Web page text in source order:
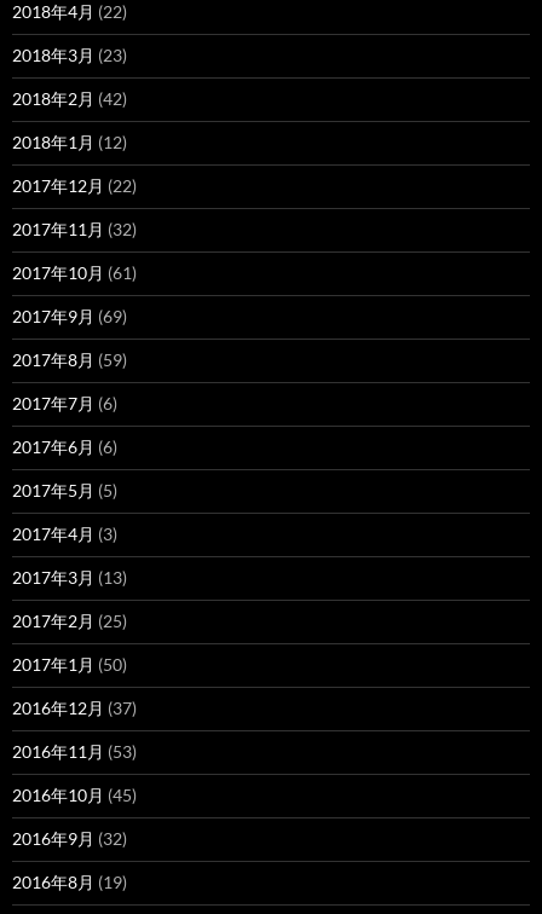
2018年4月 (22)
2018年3月 (23)
2018年2月 (42)
2018年1月 (12)
2017年12月 (22)
2017年11月 (32)
2017年10月 (61)
2017年9月 (69)
2017年8月 (59)
2017年7月 (6)
2017年6月 (6)
2017年5月 (5)
2017年4月 (3)
2017年3月 (13)
2017年2月 (25)
2017年1月 (50)
2016年12月 (37)
2016年11月 (53)
2016年10月 (45)
2016年9月 (32)
2016年8月 (19)